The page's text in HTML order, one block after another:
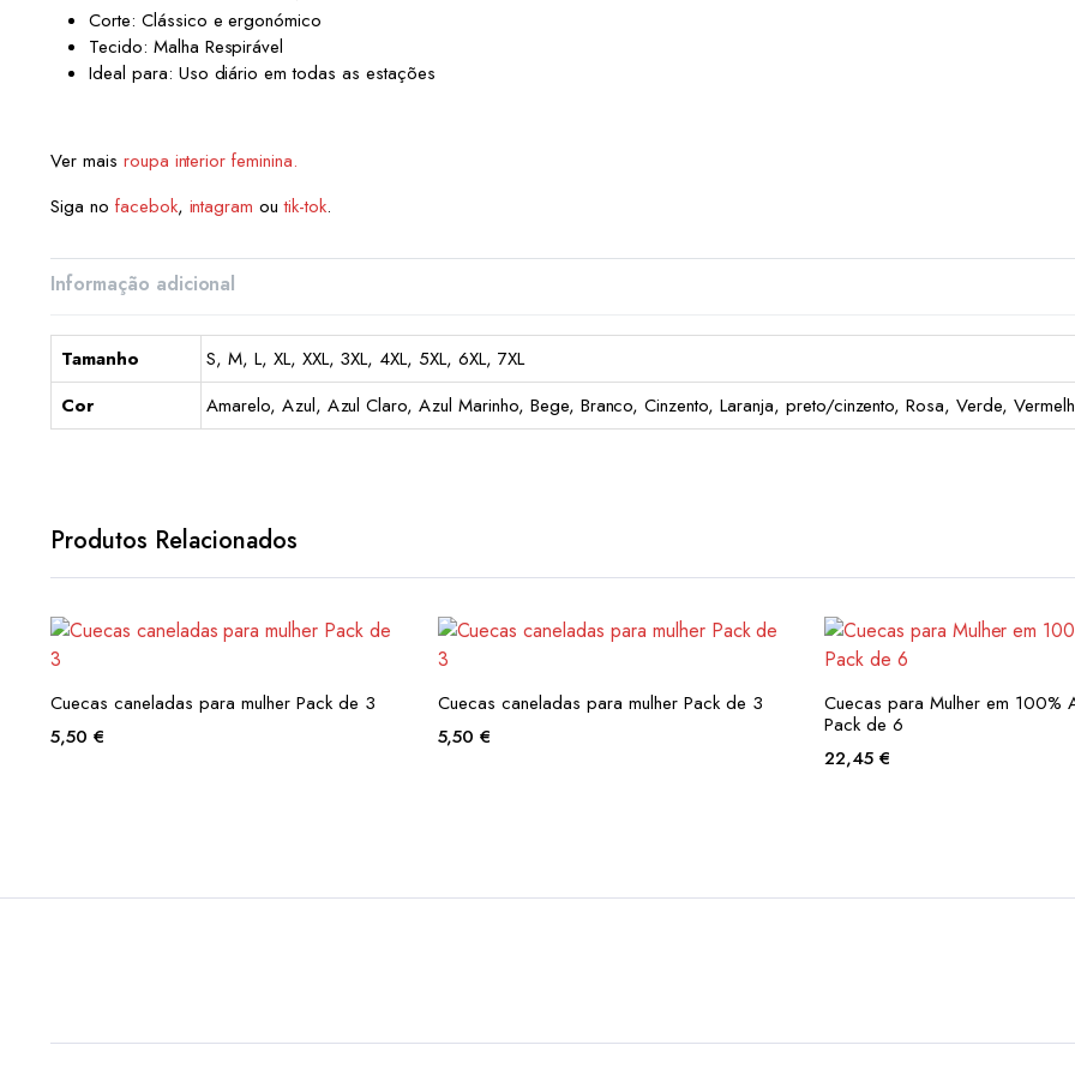
Corte: Clássico e ergonómico
Tecido: Malha Respirável
Ideal para: Uso diário em todas as estações
Ver mais roupa interior feminina.
Siga no facebok, intagram outik-tok.
Informação adicional
Tamanho
S, M, L, XL, XXL, 3XL, 4XL, 5XL, 6XL, 7XL
Cor
Amarelo, Azul, Azul Claro, Azul Marinho, Bege, Branco, Cinzento, Laranja, preto/cinzento, Rosa, Verde,
Produtos Relacionados
Cuecas caneladas para mulher Pack de 3
5,50 €
Cuecas caneladas para mulher Pack de 3
5,50€
Cuecas para Mulher em 100%
Pack de 6
22,45 €